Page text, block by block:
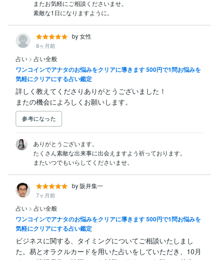
またお気軽にご相談くださいませ。
素敵な1日になりますように。
by 女性
6ヶ月前
占い > 占い全般
ワンコインでアナタのお悩みをクリアに導きます 500円で1問お悩みを
気軽にクリアにする占い鑑定
詳しく教えてくださりありがとうございました！
またの機会によろしくお願いします。
参考になった
ありがとうございます。
たくさん素敵な出来事に出会えますよう祈っております。
またいつでもいらしてくださいませ。
by 阪井集一
7ヶ月前
占い > 占い全般
ワンコインでアナタのお悩みをクリアに導きます 500円で1問お悩みを
気軽にクリアにする占い鑑定
ビジネスに関する、タイミングについてご相談いたしまし
た。易とオラクルカードを用いた占いをしていただき、10月